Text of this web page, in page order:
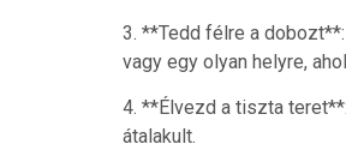
3. **Tedd félre a
vagy egy olyan helyre,
4. **Élvezd a tiszta
átalakult.